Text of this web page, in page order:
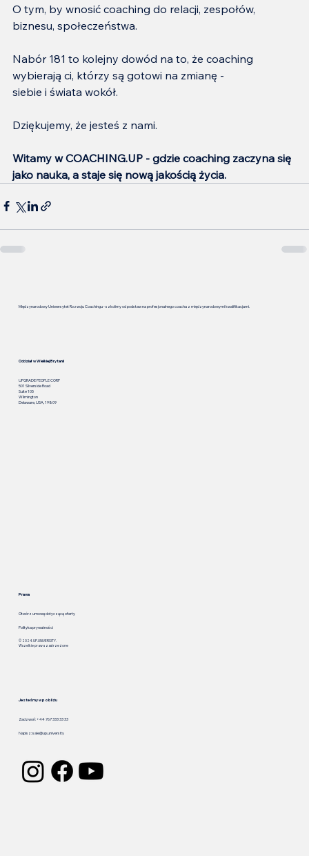
O tym, by wnosić coaching do relacji, zespołów,
biznesu, społeczeństwa.
Nabór 181 to kolejny dowód na to, że coaching
wybierają ci, którzy są gotowi na zmianę -
siebie i świata wokół.
Dziękujemy, że jesteś z nami.
Witamy w COACHING.UP - gdzie coaching zaczyna się
jako nauka, a staje się nową jakością życia.
Międzynarodowy Uniwersytet Rozwoju Coachingu - szkolimy od podstaw na profesjonalnego coacha z międzynarodowymi kwalifikacjami.
Oddział w Wielkiej Brytanii
UPGRADE PEOPLE CORP
501 Silverside Road
Suite 105
Wilmington
Delaware, USA, 19809
Prawa
Otwórz umowę dotyczącą oferty
Polityka prywatności
© 2024. UP.UNIVERSITY.
Wszelkie prawa zastrzeżone
Jesteśmy w pobliżu
Napisz:sale@up.university
Zadzwoń: +44 767 333 33 33